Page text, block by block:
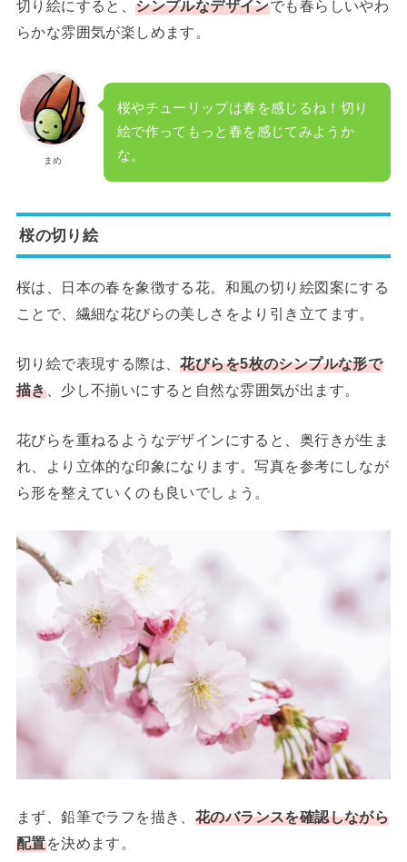
切り絵にすると、シンプルなデザインでも春らしいやわ
らかな雰囲気が楽しめます。
まめ
桜やチューリップは春を感じるね！切り
絵で作ってもっと春を感じてみようか
な。
桜の切り絵
桜は、日本の春を象徴する花。和風の切り絵図案にする
ことで、繊細な花びらの美しさをより引き立てます。
切り絵で表現する際は、花びらを5枚のシンプルな形で
描き、少し不揃いにすると自然な雰囲気が出ます。
花びらを重ねるようなデザインにすると、奥行きが生ま
れ、より立体的な印象になります。写真を参考にしなが
ら形を整えていくのも良いでしょう。
まず、鉛筆でラフを描き、 花のバランスを確認しながら
配置を決めます。